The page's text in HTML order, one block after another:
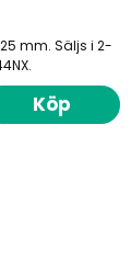
mm. Säljs i 2-
Köp